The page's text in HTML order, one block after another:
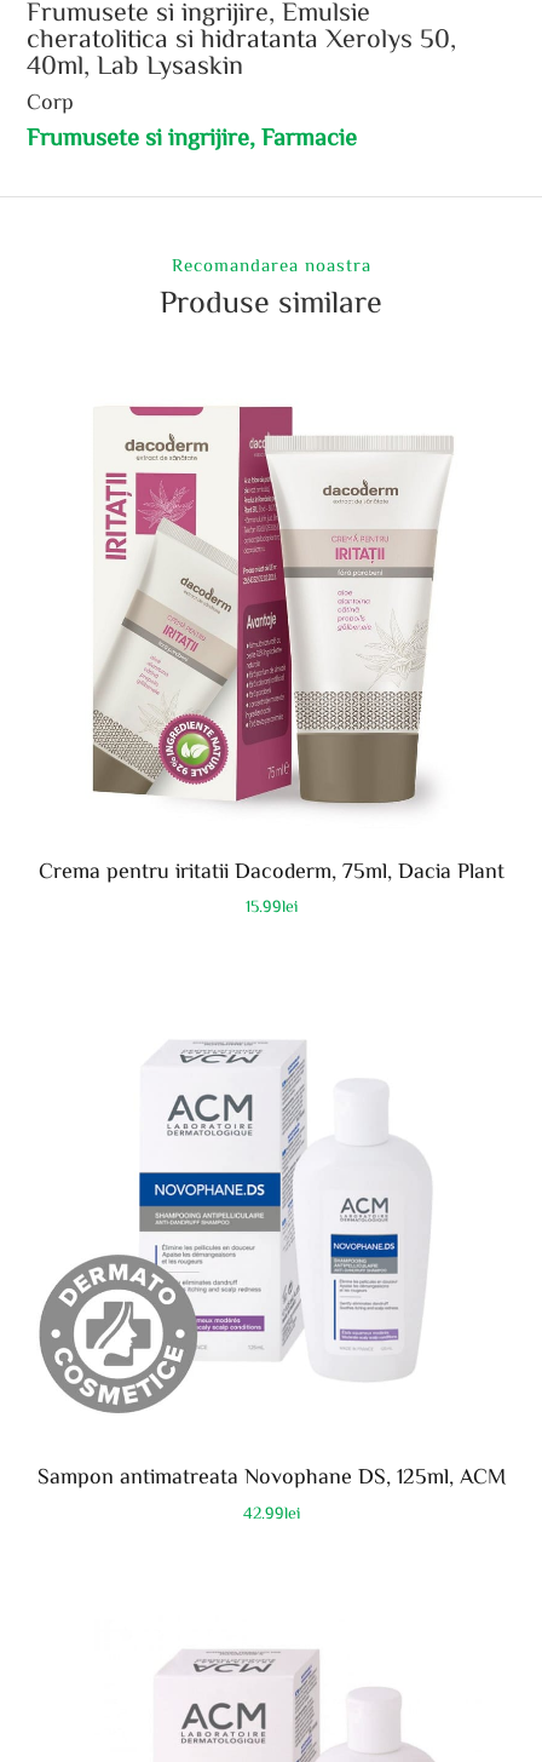
Frumusete si ingrijire, Emulsie
cheratolitica si hidratanta Xerolys 50,
40ml, Lab Lysaskin
Corp
Frumusete si ingrijire, Farmacie
Recomandarea noastra
Produse similare
Crema pentru iritatii Dacoderm, 75ml, Dacia Plant
15.99lei
Sampon antimatreata Novophane DS, 125ml, ACM
42.99lei